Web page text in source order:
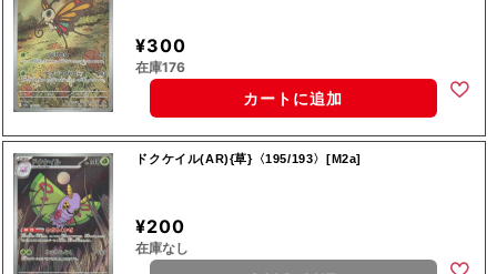
¥300
在庫176
カートに追加
ドクケイル(AR){草}〈195/193〉[M2a]
¥200
在庫なし